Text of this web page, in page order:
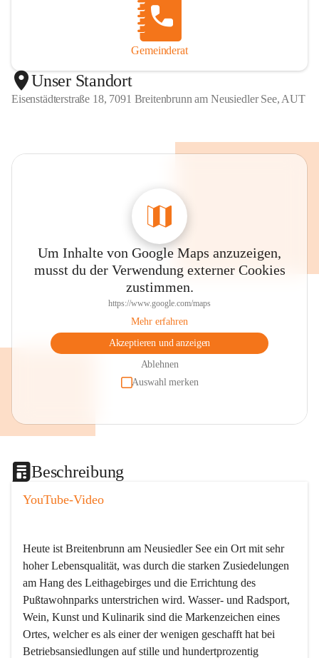
Gemeinderat
Unser Standort
Eisenstädterstraße 18, 7091 Breitenbrunn am Neusiedler See, AUT
Um Inhalte von Google Maps anzuzeigen,
musst du der Verwendung externer Cookies
zustimmen.
https://www.google.com/maps
Mehr erfahren
Akzeptieren und anzeigen
Ablehnen
Auswahl merken
Beschreibung
YouTube-Video
Heute ist Breitenbrunn am Neusiedler See ein Ort mit sehr
hoher Lebensqualität, was durch die starken Zusiedelungen
am Hang des Leithagebirges und die Errichtung des
Pußtawohnparks unterstrichen wird. Wasser- und Radsport,
Wein, Kunst und Kulinarik sind die Markenzeichen eines
Ortes, welcher es als einer der wenigen geschafft hat bei
Betriebsansiedlungen auf stille und hundertprozentig